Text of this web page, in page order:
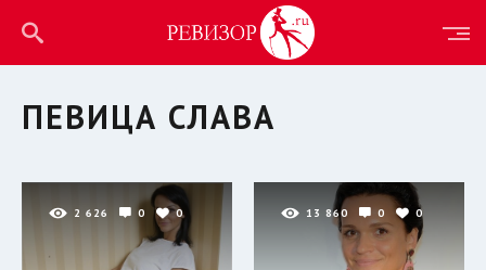
ПЕВИЦА СЛАВА
2 626 0 0 13 860 0 0